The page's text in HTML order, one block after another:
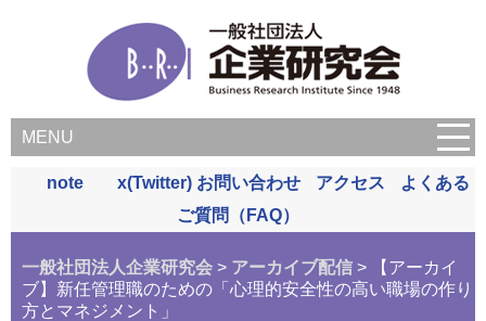
MENU
note x(Twitter) お問い合わせ アクセス
よくある
ご質問（FAQ）
一般社団法人企業研究会 > アーカイブ配信 > 【アーカイ
ブ】新任管理職のための「心理的安全性の高い職場の作り
方とマネジメント」